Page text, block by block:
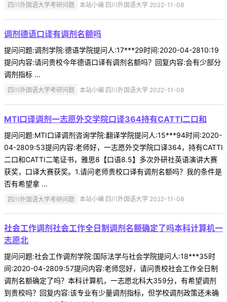
四川外国语大学考研问题 本站小编 四川外国语大学 2022-11-08
调剂德语口译有调剂名额吗
提问问题:调剂学院:德语学院提问人:17***29时间:2020-04-2810:19
提问内容:请问贵校今年德语口译有调剂名额吗？回复内容:会有少部分
调剂指标 ...
四川外国语大学考研问题 本站小编 四川外国语大学 2022-11-08
MTI口译调剂一志愿外交学院口译364持有CATTI二口和
提问问题:MTI口译调剂咨询学院:翻译学院提问人:15***94时间:2020-
04-2809:53提问内容:老师好，一志愿外交学院口译364，持有CATTI
二口和CATTI二笔证书，雅思8【口语8.5】多次外研社英语演讲大赛
获奖，口译大赛获奖。1.请问老师贵校口译有调剂名额吗？我的条件是
否有希望拿 ...
四川外国语大学考研问题 本站小编 四川外国语大学 2022-11-08
社会工作调剂社会工作全日制调剂名额确定了吗本科计算机一
志愿北
提问问题:社会工作调剂学院:国际法学与社会学院提问人:18***35时
间:2020-04-2809:57提问内容:老师您好，请问贵校社会工作全日制
调剂名额确定了吗？本科计算机，一志愿北科大359分，有希望调剂
到贵校吗？回复内容:该专业有少量调剂指标，但学校调剂政策还未确